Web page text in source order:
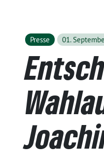
Presse 01.